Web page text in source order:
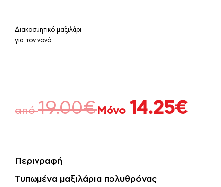
Διακοσμητικό μαξιλάρι
για τον νονό
από 19.00€ Μόνο 14.25€
Περιγραφή
Τυπωμένα μαξιλάρια πολυθρόνας